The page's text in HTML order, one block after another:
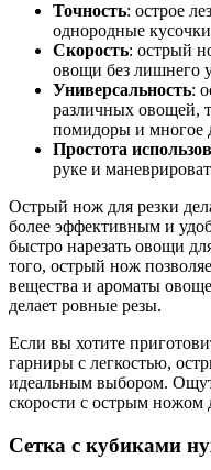
Точность: острое
однородные
Скорость: острый
овощи без лишнего
Универсальность:
различных овощей,
помидоры и многое
Простота
руке и
Острый нож для резки
более эффективным и
быстро нарезать овощи
того, острый нож
вещества и ароматы
делает ровные резы.
Если вы хотите
гарниры с легкостью,
идеальным выбором.
скорости с острым ножом
Сетка с кубиками